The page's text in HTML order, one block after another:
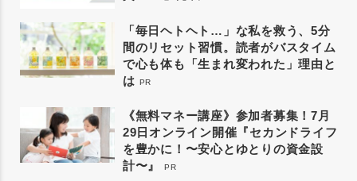
「毎日ヘトヘト…」な私を救う、5分
間のリセット習慣。読者がバスタイム
で心も体も「生まれ変われた」理由と
は PR
《無料マネー講座》参加者募集！7月
29日オンライン開催『セカンドライフ
を豊かに！〜安心とゆとりの資金設
計〜』
PR